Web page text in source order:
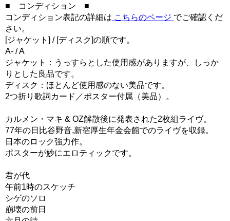
■ コンディション ■
コンディション表記の詳細は こちらのページ でご確認くだ
さい。
[ジャケット] / [ディスク]の順です。
A- / A
ジャケット：うっすらとした使用感がありますが、しっか
りとした良品です。
ディスク：ほとんど使用感のない美品です。
2つ折り歌詞カード／ポスター付属（美品）。
カルメン・マキ & OZ解散後に発表された2枚組ライヴ。
77年の日比谷野音,新宿厚生年金会館でのライヴを収録。
日本のロック強力作。
ポスターが妙にエロティックです。
君が代
午前1時のスケッチ
シゲのソロ
崩壊の前日